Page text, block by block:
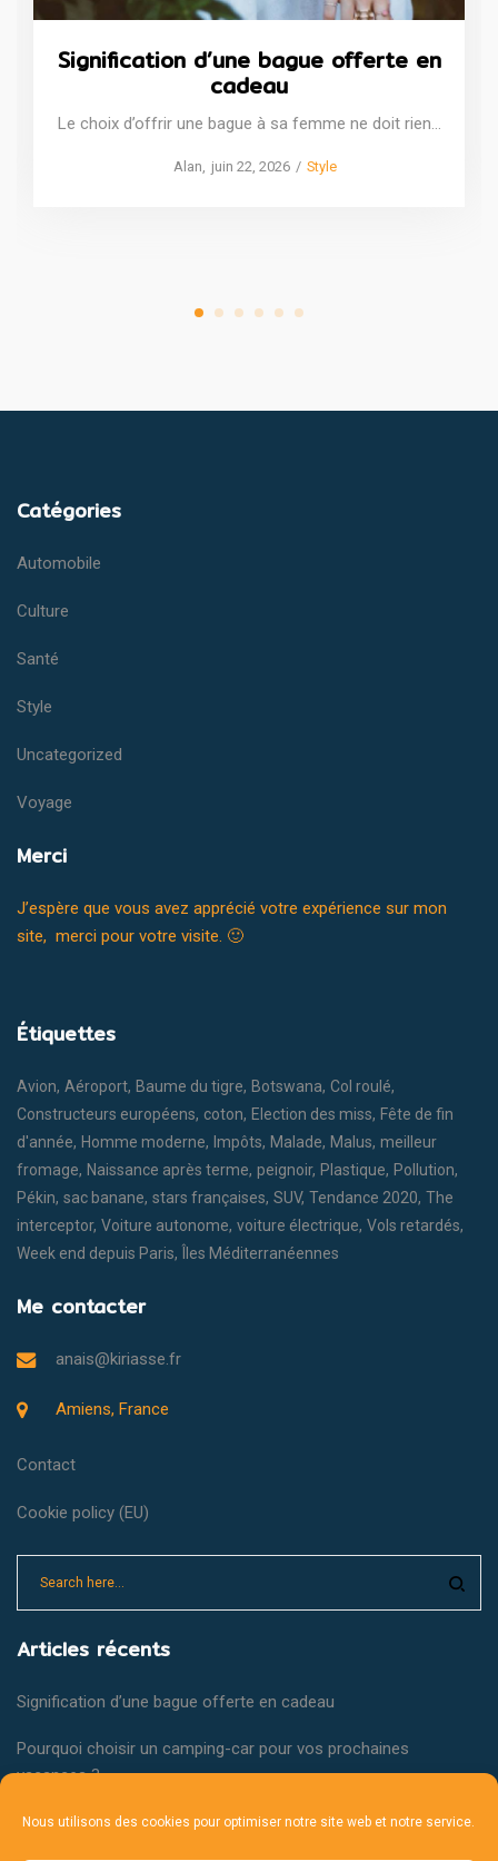
Nous utilisons des cookies pour optimiser notre site web et notre service.
Signification d’une bague offerte en
cadeau
Le choix d’offrir une bague à sa femme ne doit rien…
Alan
Posted
juin 22, 2026
Posted
Style
Catégories
Automobile
Culture
Santé
Style
Uncategorized
Voyage
Merci
J’espère que vous avez apprécié votre expérience sur mon
site, merci pour votre visite. 🙂
Étiquettes
Avion Aéroport Baume du tigre Botswana Col roulé
Constructeurs européens coton Election des miss Fête de fin
d'année Homme moderne Impôts Malade Malus meilleur
fromage Naissance après terme peignoir Plastique Pollution
Pékin sac banane stars françaises SUV Tendance 2020 The
interceptor Voiture autonome voiture électrique Vols retardés
Week end depuis Paris Îles Méditerranéennes
Me contacter
anais@kiriasse.fr
Amiens, France
Contact
Cookie policy (EU)
Articles récents
Signification d’une bague offerte en cadeau
Pourquoi choisir un camping-car pour vos prochaines
vacances ?
Critères de qualité pour une épuisette d’élevage performante